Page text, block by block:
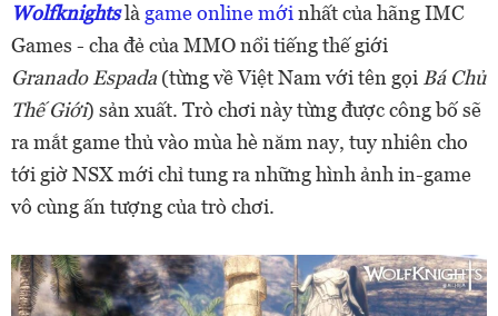
Wolfknightslà game online mới nhất của hãng IMC
Games - cha đẻ của MMO nổi tiếng thế giới
Granado Espada (từng về Việt Nam với tên gọi Bá Chủ
Thế Giới) sản xuất. Trò chơi này từng được công bố sẽ
ra mắt game thủ vào mùa hè năm nay, tuy nhiên cho
tới giờ NSX mới chỉ tung ra những hình ảnh in-game
vô cùng ấn tượng của trò chơi.